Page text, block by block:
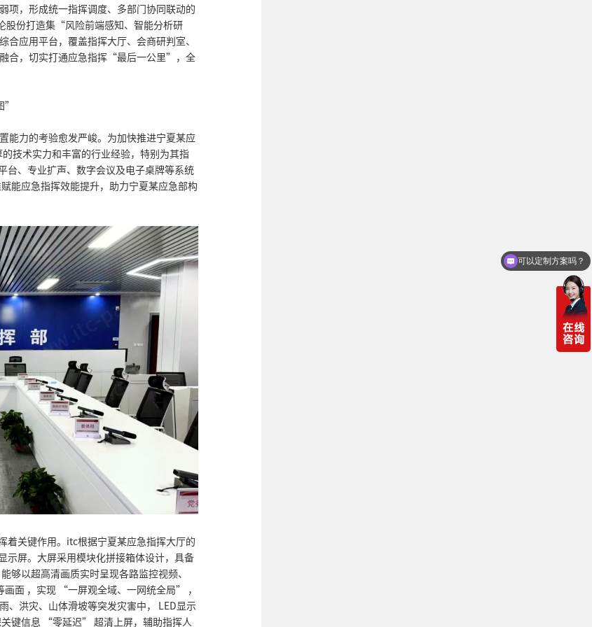
项，形成统一指挥调度、多部门协同联动的
股份打造集“风险前端感知、智能分析研
应用平台，覆盖指挥大厅、会商研判室、
合，切实打通应急指挥“最后一公里”，全
”
能力的考验愈发严峻。为加快推进宁夏某应
技术实力和丰富的行业经验，特别为其指
台、专业扩声、数字会议及电子桌牌等系统
能应急指挥效能提升，助力宁夏某应急部构
着关键作用。itc根据宁夏某应急指挥大厅的
示屏。大屏采用模块化拼接箱体设计，具备
够以超高清画质实时呈现各路监控视频、
面 ，实现 “一屏观全域、一网统全局” ，
、洪灾、山体滑坡等突发灾害中， LED显示
键信息 “零延迟” 超清上屏，辅助指挥人
你们电话多少